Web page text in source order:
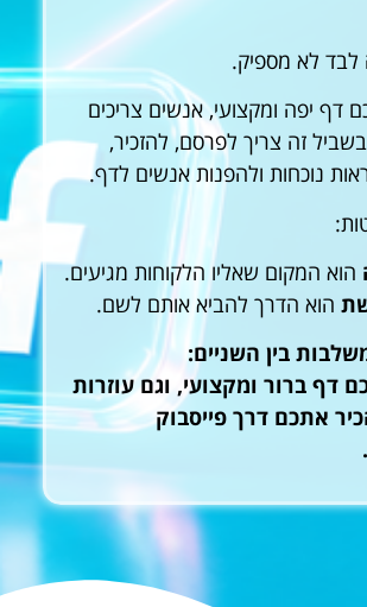
לבד לא מספיק.
דף יפה ומקצועי, אנשים צריכים
זה צריך לפרסם, להזכיר,
נוכחות ולהפנות אנשים לדף.
הוא המקום שאליו הלקוחות מגיעים.
הוא הדרך להביא אותם לשם.
בין השניים:
דף ברור ומקצועי, וגם עוזרות
אתכם דרך פייסבוק